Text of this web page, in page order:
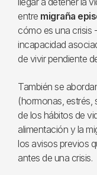
entre migraña
cómo es una crisis
incapacidad
de vivir pendiente
También se
(hormonas, estrés,
de los hábitos de
alimentación y la
los avisos previos
antes de una crisis.